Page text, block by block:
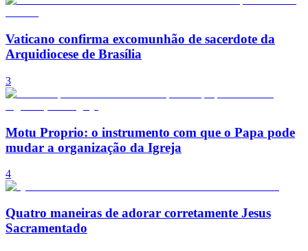
Vaticano confirma excomunhão de sacerdote da
Arquidiocese de Brasília
3
Motu Proprio: o instrumento com que o Papa pode
mudar a organização da Igreja
4
Quatro maneiras de adorar corretamente Jesus
Sacramentado